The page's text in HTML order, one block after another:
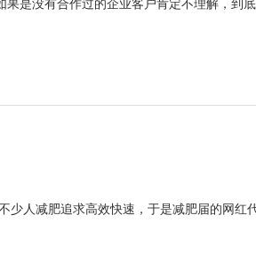
是没有合作过的企业客户肯定不理解，到
少人减肥追求高效快速，于是减肥届的网红